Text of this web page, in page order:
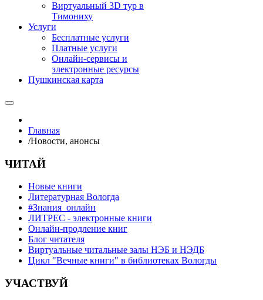
Виртуальный 3D тур в
Тимониху
Услуги
Бесплатные услуги
Платные услуги
Онлайн-сервисы и
электронные ресурсы
Пушкинская карта
Главная
/Новости, анонсы
ЧИТАЙ
Новые книги
Литературная Вологда
#Знания_онлайн
ЛИТРЕС - электронные книги
Онлайн-продление книг
Блог читателя
Виртуальные читальные залы НЭБ и НЭДБ
Цикл "Вечные книги" в библиотеках Вологды
УЧАСТВУЙ